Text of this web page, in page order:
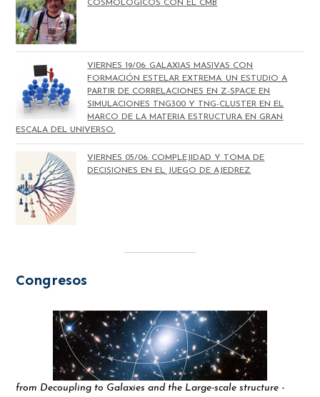
COSMOLÓGICOS CON EL CMB
VIERNES 19/06: GALAXIAS MASIVAS CON
FORMACIÓN ESTELAR EXTREMA. UN ESTUDIO A
PARTIR DE CORRELACIONES EN Z-SPACE EN
SIMULACIONES TNG300 Y TNG-CLUSTER EN EL
MARCO DE LA MATERIA ESTRUCTURA EN GRAN
ESCALA DEL UNIVERSO.
VIERNES 05/06: COMPLEJIDAD Y TOMA DE
DECISIONES EN EL JUEGO DE AJEDREZ
Congresos
from Decoupling to Galaxies and the Large-scale structure -